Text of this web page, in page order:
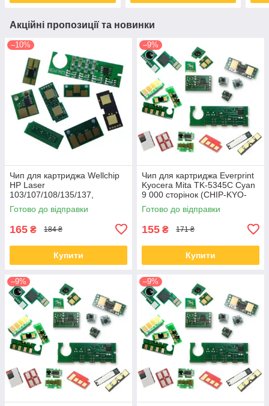
Акційні пропозиції та новинки
–10%
Чип для картриджа Wellchip
HP Laser
103/107/108/135/137,
W1106A, 1K (CHW1106A)
Готово до відправки
165 ₴ 184 ₴
Купити
–9%
Чип для картриджа Everprint
Kyocera Mita TK-5345C Cyan
9 000 сторінок (CHIP-KYO-
TK-5345C)
Готово до відправки
155 ₴ 171 ₴
Купити
–9% –9%